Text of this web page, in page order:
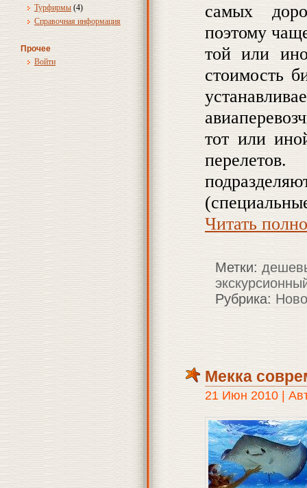
Турфирмы (4)
Справочная информация
Прочее
Войти
самых
поэтому
той или
стоимость
тот или
Читать
Метки:
Рубрика:
Мекка
21 Июн 2010 |